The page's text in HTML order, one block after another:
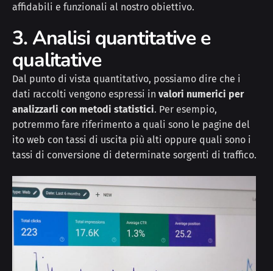
affidabili e funzionali al nostro obiettivo.
3. Analisi quantitative e
qualitative
Dal punto di vista quantitativo, possiamo dire che i
dati raccolti vengono espressi in valori numerici per
analizzarli con metodi statistici. Per esempio,
potremmo fare riferimento a quali sono le pagine del
ito web con tassi di uscita più alti oppure quali sono i
tassi di conversione di determinate sorgenti di traffico.